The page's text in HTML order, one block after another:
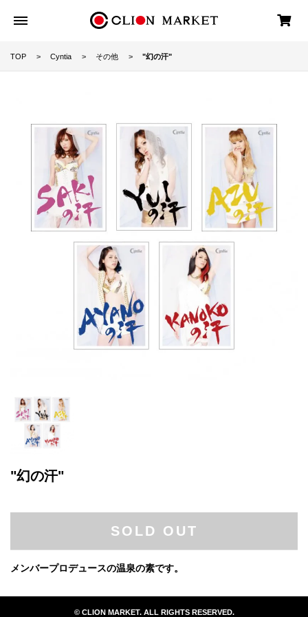
TOP Cyntia その他 "幻の汗"
"幻の汗"
SOLD OUT
メンバープロデュースの温泉の素です。
© CLION MARKET. ALL RIGHTS RESERVED.